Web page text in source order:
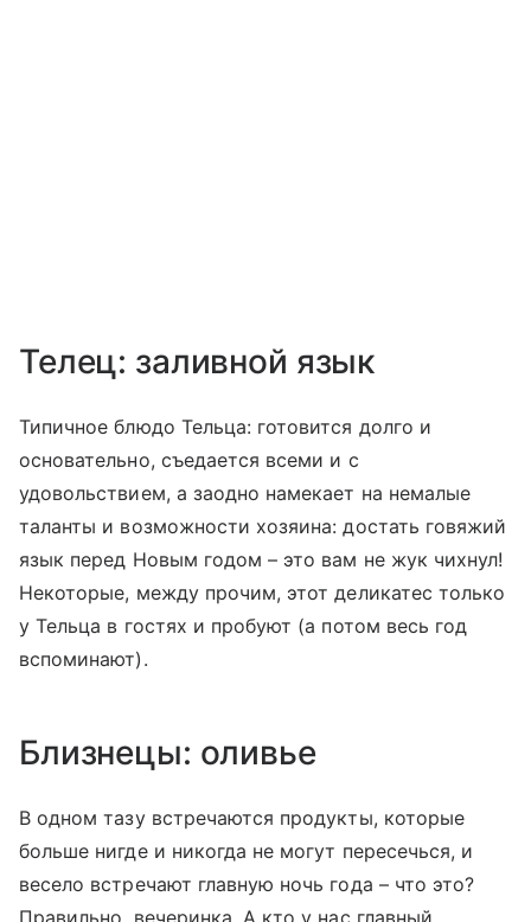
Телец: заливной язык
Типичное блюдо Тельца: готовится долго и
основательно, съедается всеми и с
удовольствием, а заодно намекает на немалые
таланты и возможности хозяина: достать говяжий
язык перед Новым годом – это вам не жук чихнул!
Некоторые, между прочим, этот деликатес только
у Тельца в гостях и пробуют (а потом весь год
вспоминают).
Близнецы: оливье
В одном тазу встречаются продукты, которые
больше нигде и никогда не могут пересечься, и
весело встречают главную ночь года – что это?
Правильно, вечеринка. А кто у нас главный